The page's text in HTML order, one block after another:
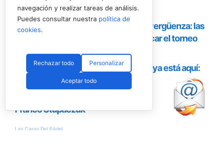
navegación y realizar tareas de análisis.
Puedes consultar nuestra política de
cookies.
Rechazar todo Personalizar
Aceptar todo